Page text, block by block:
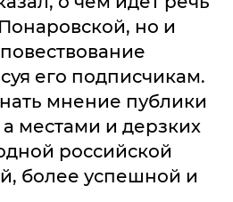
но и
его подписчикам.
мнение публики
местами и дерзких
российской
более успешной и